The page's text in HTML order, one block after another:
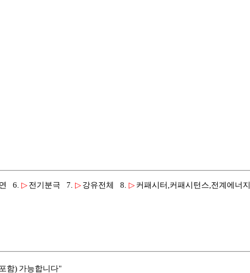
6. ▷ 전기분극 7. ▷ 강유전체 8. ▷ 커패시터,커패시턴스,전계에너지
함) 가능합니다"